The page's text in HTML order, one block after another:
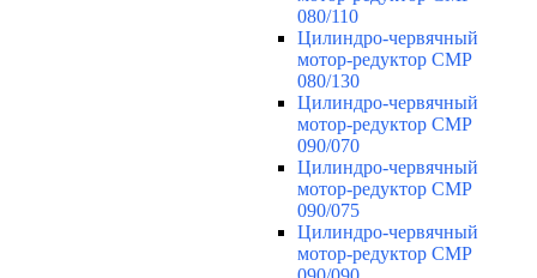
080/110
Цилиндро-червячный
мотор-редуктор CMP
080/130
Цилиндро-червячный
мотор-редуктор CMP
090/070
Цилиндро-червячный
мотор-редуктор CMP
090/075
Цилиндро-червячный
мотор-редуктор CMP